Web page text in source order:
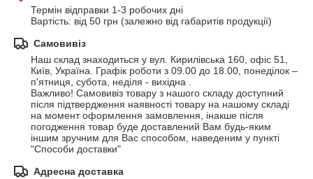
Термін відправки 1-3 робочих дні
Вартість: від 50 грн (залежно від габаритів продукції)
Самовивіз
Наш склад знаходиться у вул. Кирилівська 160, офіс 51,
Київ, Україна. Графік роботи з 09.00 до 18.00, понеділок –
п'ятниця, субота, неділя - вихідна .
Важливо! Самовивіз товару з нашого складу доступний
після підтвердження наявності товару на нашому складі
на момент оформлення замовлення, інакше після
погодження товар буде доставлений Вам будь-яким
іншим зручним для Вас способом, наведеним у пункті
"Способи доставки"
Адресна доставка